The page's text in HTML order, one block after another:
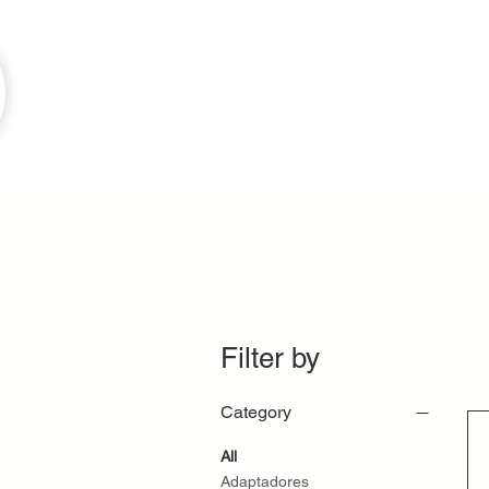
Filter by
Category
All
Adaptadores